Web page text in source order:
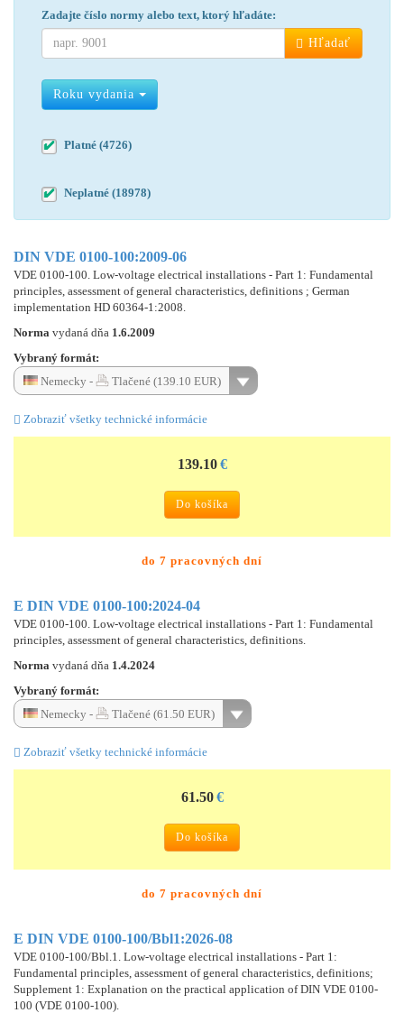
Zadajte číslo normy alebo text, ktorý hľadáte:
Hľadať
Roku vydania
Platné (4726)
Neplatné (18978)
DIN VDE 0100-100:2009-06
VDE 0100-100. Low-voltage electrical installations - Part 1: Fundamental
principles, assessment of general characteristics, definitions ; German
implementation HD 60364-1:2008.
Norma vydaná dňa 1.6.2009
Vybraný formát:
Nemecky -
Tlačené (139.10 EUR)
Zobraziť všetky technické informácie
139.10 €
Do košíka
do 7 pracovných dní
E DIN VDE 0100-100:2024-04
VDE 0100-100. Low-voltage electrical installations - Part 1: Fundamental
principles, assessment of general characteristics, definitions.
Norma vydaná dňa 1.4.2024
Vybraný formát:
Nemecky -
Tlačené (61.50 EUR)
Zobraziť všetky technické informácie
61.50 €
Do košíka
do 7 pracovných dní
E DIN VDE 0100-100/Bbl1:2026-08
VDE 0100-100/Bbl.1. Low-voltage electrical installations - Part 1:
Fundamental principles, assessment of general characteristics, definitions;
Supplement 1: Explanation on the practical application of DIN VDE 0100-
100 (VDE 0100-100).